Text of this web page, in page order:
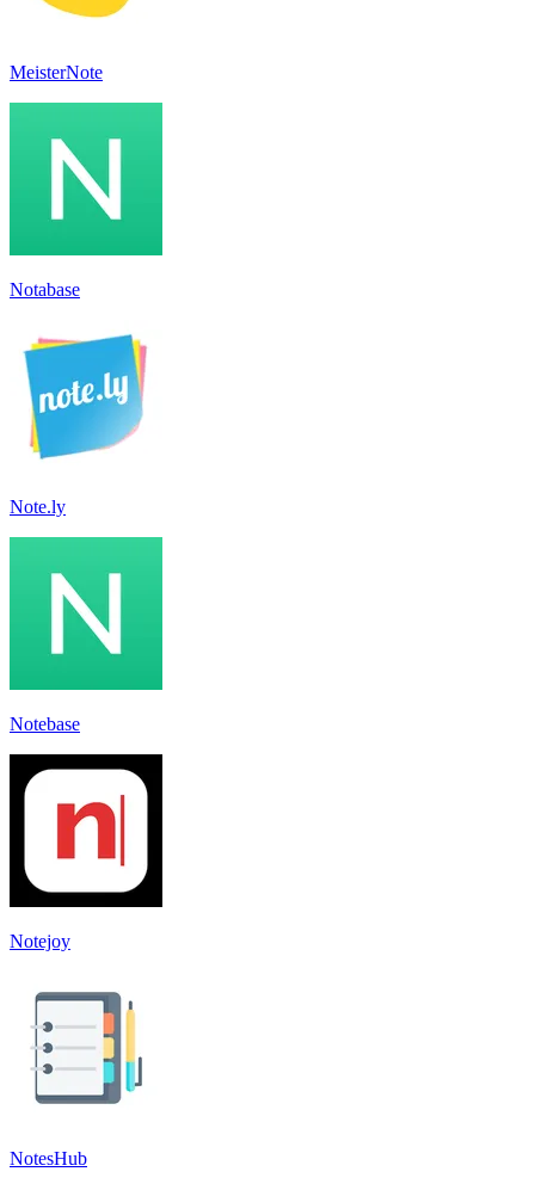
MeisterNote
Notabase
Note.ly
Notebase
Notejoy
NotesHub